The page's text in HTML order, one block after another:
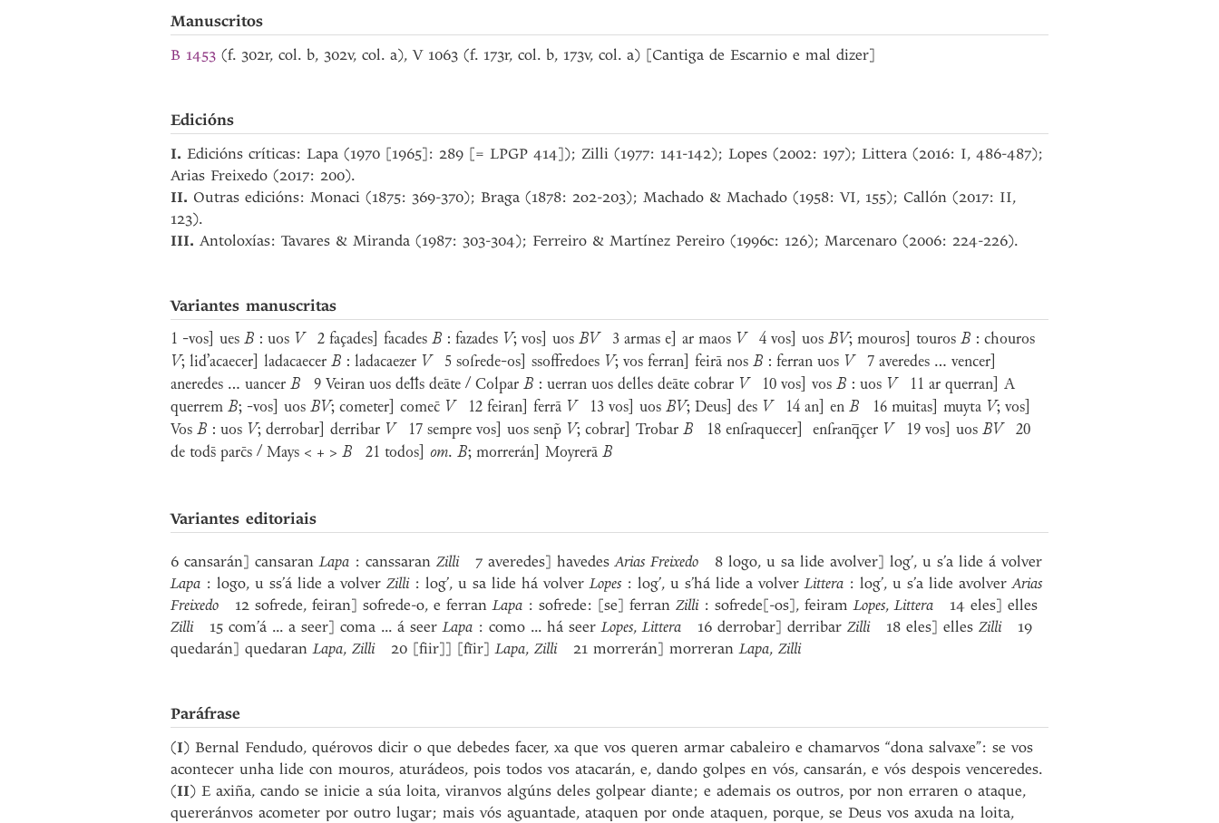
Manuscritos
B 1453 (f. 302r, col. b, 302v, col. a), V 1063 (f. 173r, col. b, 173v, col. a) [Cantiga de Escarnio e mal dizer]
Edicións
I. Edicións críticas: Lapa (1970 [1965]: 289 [= LPGP 414]); Zilli (1977: 141-142); Lopes (2002: 197); Littera (2016: I, 486-487);
Arias Freixedo (2017: 200).
II. Outras edicións: Monaci (1875: 369-370); Braga (1878: 2o2-203); Machado & Machado (1958: VI, 155); Callón (2017: II,
123).
III. Antoloxías: Tavares & Miranda (1987: 303-304); Ferreiro & Martínez Pereiro (1996c: 126); Marcenaro (2006: 224-226).
Variantes manuscritas
1 -vos] ues B : uos V 2 façades] facades B : fazades V; vos] uos BV 3 armas e] ar maos V 4 vos] uos BV; mouros] touros B : chouros
V; lid’acaecer] ladacaecer B : ladacaezer V 5 sofrede-os] ssoffredoes V; vos ferran] feirā nos B : ferran uos V 7 averedes ... vencer]
aneredes ... uancer B 9 Veiran uos deꝉꝉs deāte / Colpar B : uerran uos delles deāte cobrar V 10 vos] vos B : uos V 11 ar querran] A
querrem B; -vos] uos BV; cometer] comec̄ V 12 feiran] ferrā V 13 vos] uos BV; Deus] des V 14 an] en B 16 muitas] muyta V; vos]
Vos B : uos V; derrobar] derribar V 17 sempre vos] uos senp̃ V; cobrar] Trobar B 18 enfraquecer] enfranq̅çer V 19 vos] uos BV 20
de tods̄ parc̄s / Mays < + > B 21 todos] om. B; morrerán] Moyrerā B
Variantes editoriais
6 cansarán] cansaranLapa : canssaran Zilli7 averedes] havedesArias Freixedo 8 logo, u sa lide avolver] log’, u s’a lide á volver
Lapa : logo, u ss’á lide a volver Zilli: log’, u sa lide há volverLopes : log’, u s’há lide a volverLittera : log’, u s’a lide avolverArias
Freixedo 12 sofrede, feiran] sofrede-o, e ferranLapa : sofrede: [se] ferran Zilli: sofrede[-os], feiramLopes,Littera 14 eles] elles
Zilli15 com’á ... a seer] coma ... á seerLapa : como ... há seerLopes,Littera 16 derrobar] derribar Zilli18 eles] elles Zilli19
quedarán] quedaranLapa, Zilli20 [fiir]] [fĩir]Lapa, Zilli21 morrerán] morreranLapa, Zilli
Paráfrase
(I) Bernal Fendudo, quérovos dicir o que debedes facer, xa que vos queren armar cabaleiro e chamarvos “dona salvaxe”: se vos
acontecer unha lide con mouros, aturádeos, pois todos vos atacarán, e, dando golpes en vós, cansarán, e vós despois venceredes.
(II) E axiña, cando se inicie a súa loita, viranvos algúns deles golpear diante; e ademais os outros, por non erraren o ataque,
quereránvos acometer por outro lugar; mais vós aguantade, ataquen por onde ataquen, porque, se Deus vos axuda na loita,